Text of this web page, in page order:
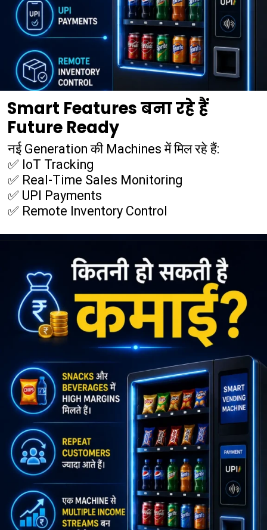
Smart Features बना रहे हैं
Future Ready
नई Generation की Machines में मिल रहे हैं:
✅ IoT Tracking
✅ Real-Time Sales Monitoring
✅ UPI Payments
✅ Remote Inventory Control